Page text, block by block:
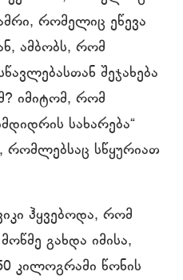
რომელიც ეწევა
ამბობს, რომ
შეჯახება
იმიტომ, რომ
სახარება“
რომლებსაც სწყურიათ
ჰყვებოდა, რომ
გახდა იმისა,
კილოგრამი წონის